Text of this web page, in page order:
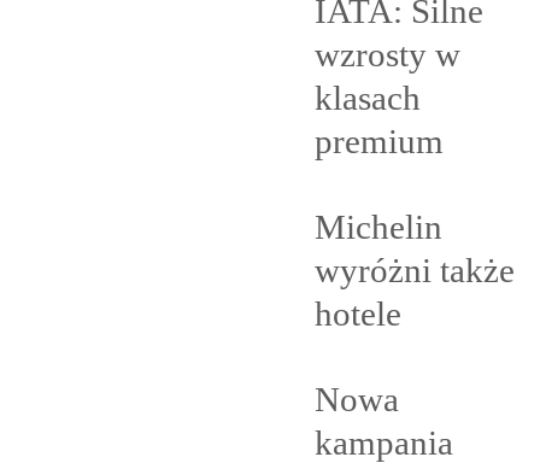
IATA: Silne
wzrosty w
klasach
premium
Michelin
wyróżni także
hotele
Nowa
kampania